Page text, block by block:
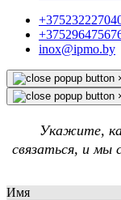
inox@ipmo.by
Укажите,
связаться, и мы
Имя